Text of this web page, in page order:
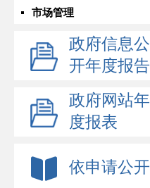
市场管理
政府信息公
开年度报告
政府网站年
度报表
依申请公开